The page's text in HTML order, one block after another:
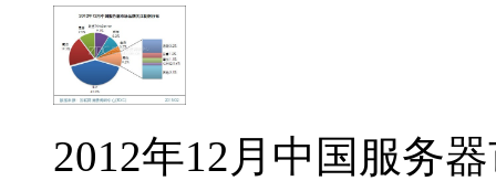
2012年12月中国服务